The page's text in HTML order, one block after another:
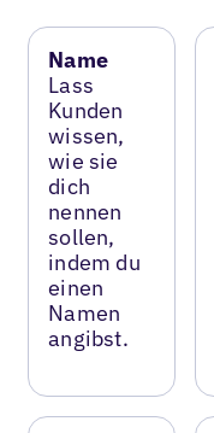
Name
Lass
Kunden
wissen,
wie sie
dich
nennen
sollen,
indem du
einen
Namen
angibst.